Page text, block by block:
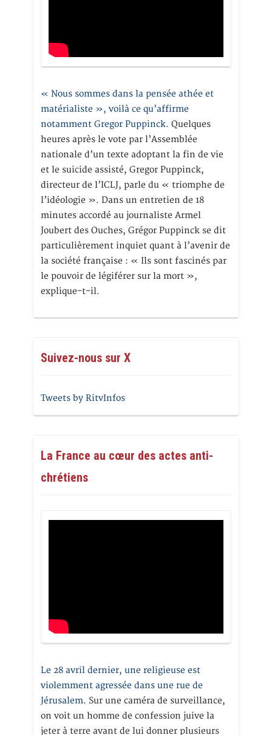
« Nous sommes dans la pensée athée et
matérialiste », voilà ce qu’affirme
notamment Gregor Puppinck. Quelques
heures après le vote par l’Assemblée
nationale d’un texte adoptant la fin de vie
et le suicide assisté, Gregor Puppinck,
directeur de l’ICLJ, parle du « triomphe de
l’idéologie ». Dans un entretien de 18
minutes accordé au journaliste Armel
Joubert des Ouches, Grégor Puppinck se dit
particulièrement inquiet quant à l’avenir de
la société française : « Ils sont fascinés par
le pouvoir de légiférer sur la mort »,
explique-t-il.
Suivez-nous sur X
Tweets by RitvInfos
La France au cœur des actes anti-
chrétiens
Le 28 avril dernier, une religieuse est
violemment agressée dans une rue de
Jérusalem. Sur une caméra de surveillance,
on voit un homme de confession juive la
jeter à terre avant de lui donner plusieurs